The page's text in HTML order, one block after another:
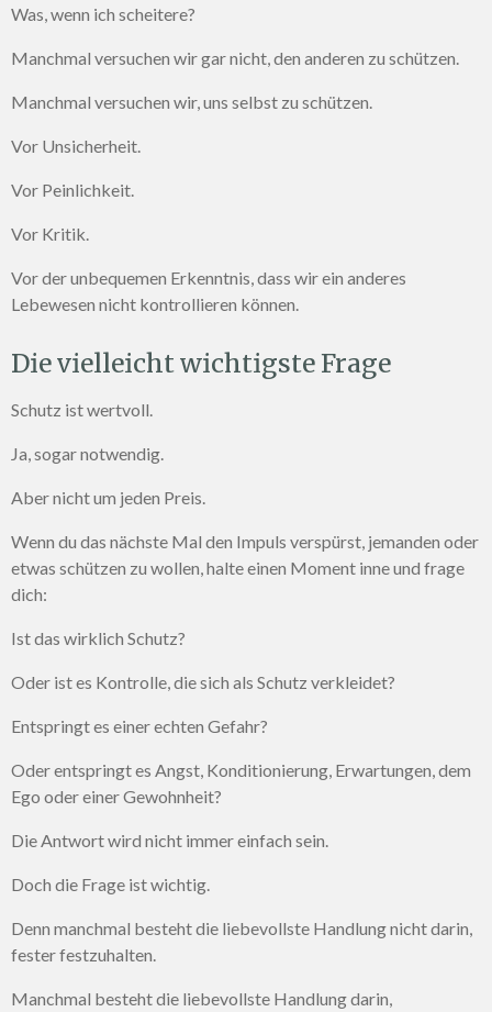
Was, wenn ich scheitere?
Manchmal versuchen wir gar nicht, den anderen zu schützen.
Manchmal versuchen wir, uns selbst zu schützen.
Vor Unsicherheit.
Vor Peinlichkeit.
Vor Kritik.
Vor der unbequemen Erkenntnis, dass wir ein anderes
Lebewesen nicht kontrollieren können.
Die vielleicht wichtigste Frage
Schutz ist wertvoll.
Ja, sogar notwendig.
Aber nicht um jeden Preis.
Wenn du das nächste Mal den Impuls verspürst, jemanden oder
etwas schützen zu wollen, halte einen Moment inne und frage
dich:
Ist das wirklich Schutz?
Oder ist es Kontrolle, die sich als Schutz verkleidet?
Entspringt es einer echten Gefahr?
Oder entspringt es Angst, Konditionierung, Erwartungen, dem
Ego oder einer Gewohnheit?
Die Antwort wird nicht immer einfach sein.
Doch die Frage ist wichtig.
Denn manchmal besteht die liebevollste Handlung nicht darin,
fester festzuhalten.
Manchmal besteht die liebevollste Handlung darin,